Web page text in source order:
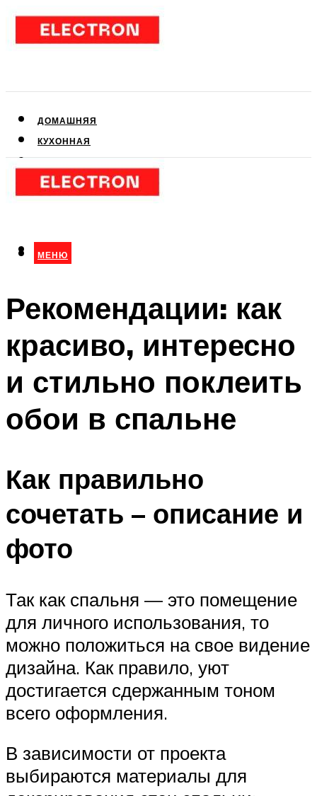
ДОМАШНЯЯ
КУХОННАЯ
КЛИМАТИЧЕСКАЯ
МЕНЮ
МЕНЮ
Рекомендации: как
красиво, интересно
и стильно поклеить
обои в спальне
Как правильно
сочетать – описание и
фото
Так как спальня — это помещение
для личного использования, то
можно положиться на свое видение
дизайна. Как правило, уют
достигается сдержанным тоном
всего оформления.
В зависимости от проекта
выбираются материалы для